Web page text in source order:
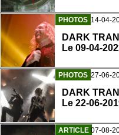
PHOTOS 14-04-
DARK
Le 09-04-
PHOTOS 27-06-
DARK
Le 22-06-
ARTICLE 07-08-